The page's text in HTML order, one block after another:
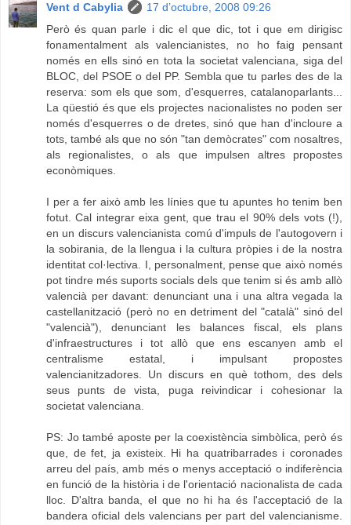
Vent d Cabylia
17 d’octubre, 2008 09:26
Però és quan parle i dic el que dic, tot i que em dirigisc
fonamentalment als valencianistes, no ho faig pensant
només en ells sinó en tota la societat valenciana, siga del
BLOC, del PSOE o del PP. Sembla que tu parles des de la
reserva: som els que som, d'esquerres, catalanoparlants...
La qüestió és que els projectes nacionalistes no poden ser
només d'esquerres o de dretes, sinó que han d'incloure a
tots, també als que no són "tan demòcrates" com nosaltres,
als regionalistes, o als que impulsen altres propostes
econòmiques.
I per a fer això amb les línies que tu apuntes ho tenim ben
fotut. Cal integrar eixa gent, que trau el 90% dels vots (!),
en un discurs valencianista comú d'impuls de l'autogovern i
la sobirania, de la llengua i la cultura pròpies i de la nostra
identitat col·lectiva. I, personalment, pense que això només
pot tindre més suports socials dels que tenim si és amb allò
valencià per davant: denunciant una i una altra vegada la
castellanització (però no en detriment del "català" sinó del
"valencià"), denunciant les balances fiscal, els plans
d'infraestructures i tot allò que ens escanyen amb el
centralisme estatal, i impulsant propostes
valencianitzadores. Un discurs en què tothom, des dels
seus punts de vista, puga reivindicar i cohesionar la
societat valenciana.
PS: Jo també aposte per la coexistència simbòlica, però és
que, de fet, ja existeix. Hi ha quatribarrades i coronades
arreu del país, amb més o menys acceptació o indiferència
en funció de la història i de l'orientació nacionalista de cada
lloc. D'altra banda, el que no hi ha és l'acceptació de la
bandera oficial dels valencians per part del valencianisme.